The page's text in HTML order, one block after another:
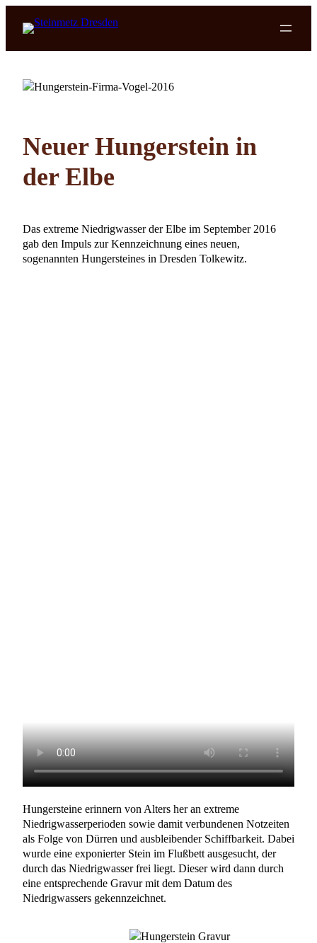
Inhalt
Neuer Hungerstein in
der Elbe
Das extreme Niedrigwasser der Elbe im September 2016
gab den Impuls zur Kennzeichnung eines neuen,
sogenannten Hungersteines in Dresden Tolkewitz.
Hungersteine erinnern von Alters her an extreme
Niedrigwasserperioden sowie damit verbundenen Notzeiten
als Folge von Dürren und ausbleibender Schiffbarkeit. Dabei
wurde eine exponierter Stein im Flußbett ausgesucht, der
durch das Niedrigwasser frei liegt. Dieser wird dann durch
eine entsprechende Gravur mit dem Datum des
Niedrigwassers gekennzeichnet.